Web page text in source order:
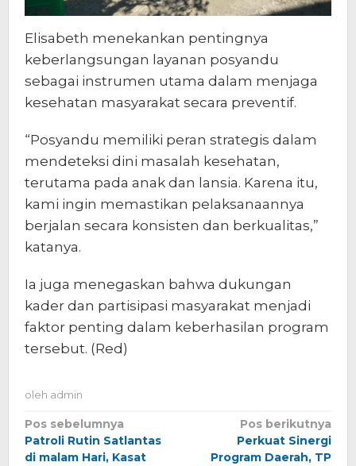
Elisabeth menekankan pentingnya
keberlangsungan layanan posyandu
sebagai instrumen utama dalam menjaga
kesehatan masyarakat secara preventif.
“Posyandu memiliki peran strategis dalam
mendeteksi dini masalah kesehatan,
terutama pada anak dan lansia. Karena itu,
kami ingin memastikan pelaksanaannya
berjalan secara konsisten dan berkualitas,”
katanya.
Ia juga menegaskan bahwa dukungan
kader dan partisipasi masyarakat menjadi
faktor penting dalam keberhasilan program
tersebut. (Red)
oleh admin
Navigasi
pos
Pos sebelumnya
Patroli Rutin Satlantas
di malam Hari, Kasat
Pos berikutnya
Perkuat Sinergi
Program Daerah, TP